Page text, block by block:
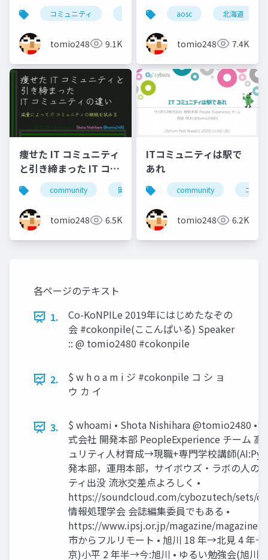
コミュニティ 北海道 東京
tomio2480 9.1K
aosc 北海道
tomio2480 7.4K
痩せた IT コミュニティ
と引き締まった IT コミ
ュニティの違い
community 岡山 北海道 旭川
tomio2480 6.5K
ITコミュニティは駅で
あれ
community コミ
tomio2480 6.2K
各ページのテキスト
1.
Co-KoNPILe 2019年にはじめたなぞの
会 #cokonpile(ここんぱいる) Speaker
:: @ tomio2480 #cokonpile
2.
$ w h o a m i ジ #cokonpile コ シ ョ
ウ カ イ
3.
$ whoami • Shota Nishihara @tomio2480 • •
式会社 開発本部 PeopleExperience チーム
ュリティ人材育成→現職+専門学校講師
発本部，運用本部，サイボウズ・ラボの人の
ティ出没 流氷交差点よろしく •
https://soundcloud.com/cybozutech/sets/
情報処理学会 会誌編集委員でもある •
https://www.ipsj.or.jp/magazine/
市からフルリモート • 旭川 18 年→北見 4 年
京)小平 2 年半→今:旭川 • ゆるい勉強会(旭川)